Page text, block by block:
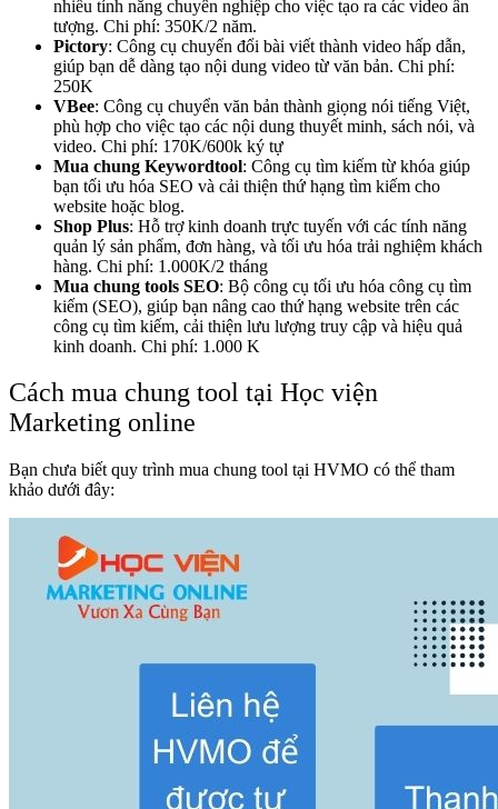
nhiều tính năng chuyên nghiệp cho việc tạo ra các video ấn
tượng. Chi phí: 350K/2 năm.
Pictory: Công cụ chuyển đổi bài viết thành video hấp dẫn,
giúp bạn dễ dàng tạo nội dung video từ văn bản. Chi phí:
250K
VBee: Công cụ chuyển văn bản thành giọng nói tiếng Việt,
phù hợp cho việc tạo các nội dung thuyết minh, sách nói, và
video. Chi phí: 170K/600k ký tự
Mua chung Keywordtool: Công cụ tìm kiếm từ khóa giúp
bạn tối ưu hóa SEO và cải thiện thứ hạng tìm kiếm cho
website hoặc blog.
Shop Plus: Hỗ trợ kinh doanh trực tuyến với các tính năng
quản lý sản phẩm, đơn hàng, và tối ưu hóa trải nghiệm khách
hàng. Chi phí: 1.000K/2 tháng
Mua chung tools SEO: Bộ công cụ tối ưu hóa công cụ tìm
kiếm (SEO), giúp bạn nâng cao thứ hạng website trên các
công cụ tìm kiếm, cải thiện lưu lượng truy cập và hiệu quả
kinh doanh. Chi phí: 1.000 K
Cách mua chung tool tại Học viện
Marketing online
Bạn chưa biết quy trình mua chung tool tại HVMO có thể tham
khảo dưới đây: